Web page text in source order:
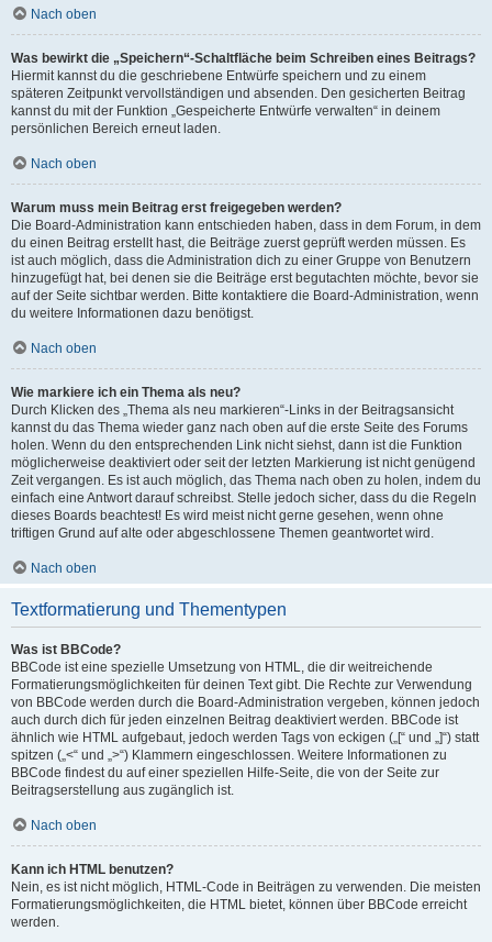
Nach oben
Was bewirkt die „Speichern“-Schaltfläche beim Schreiben eines Beitrags?
Hiermit kannst du die geschriebene Entwürfe speichern und zu einem
späteren Zeitpunkt vervollständigen und absenden. Den gesicherten Beitrag
kannst du mit der Funktion „Gespeicherte Entwürfe verwalten“ in deinem
persönlichen Bereich erneut laden.
Nach oben
Warum muss mein Beitrag erst freigegeben werden?
Die Board-Administration kann entschieden haben, dass in dem Forum, in dem
du einen Beitrag erstellt hast, die Beiträge zuerst geprüft werden müssen. Es
ist auch möglich, dass die Administration dich zu einer Gruppe von Benutzern
hinzugefügt hat, bei denen sie die Beiträge erst begutachten möchte, bevor sie
auf der Seite sichtbar werden. Bitte kontaktiere die Board-Administration, wenn
du weitere Informationen dazu benötigst.
Nach oben
Wie markiere ich ein Thema als neu?
Durch Klicken des „Thema als neu markieren“-Links in der Beitragsansicht
kannst du das Thema wieder ganz nach oben auf die erste Seite des Forums
holen. Wenn du den entsprechenden Link nicht siehst, dann ist die Funktion
möglicherweise deaktiviert oder seit der letzten Markierung ist nicht genügend
Zeit vergangen. Es ist auch möglich, das Thema nach oben zu holen, indem du
einfach eine Antwort darauf schreibst. Stelle jedoch sicher, dass du die Regeln
dieses Boards beachtest! Es wird meist nicht gerne gesehen, wenn ohne
triftigen Grund auf alte oder abgeschlossene Themen geantwortet wird.
Nach oben
Textformatierung und Thementypen
Was ist BBCode?
BBCode ist eine spezielle Umsetzung von HTML, die dir weitreichende
Formatierungsmöglichkeiten für deinen Text gibt. Die Rechte zur Verwendung
von BBCode werden durch die Board-Administration vergeben, können jedoch
auch durch dich für jeden einzelnen Beitrag deaktiviert werden. BBCode ist
ähnlich wie HTML aufgebaut, jedoch werden Tags von eckigen („[“ und „]“) statt
spitzen („<“ und „>“) Klammern eingeschlossen. Weitere Informationen zu
BBCode findest du auf einer speziellen Hilfe-Seite, die von der Seite zur
Beitragserstellung aus zugänglich ist.
Nach oben
Kann ich HTML benutzen?
Nein, es ist nicht möglich, HTML-Code in Beiträgen zu verwenden. Die meisten
Formatierungsmöglichkeiten, die HTML bietet, können über BBCode erreicht
werden.